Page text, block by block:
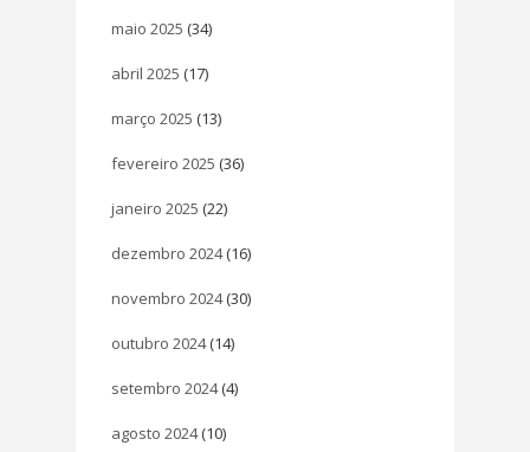
maio 2025 (34)
abril 2025 (17)
março 2025 (13)
fevereiro 2025 (36)
janeiro 2025 (22)
dezembro 2024(16)
novembro 2024(30)
outubro 2024(14)
setembro 2024(4)
agosto 2024(10)